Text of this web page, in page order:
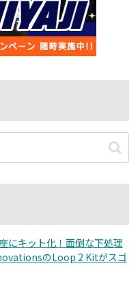
にキット化！面倒な下処理
のLoop 2 Kitがスゴ